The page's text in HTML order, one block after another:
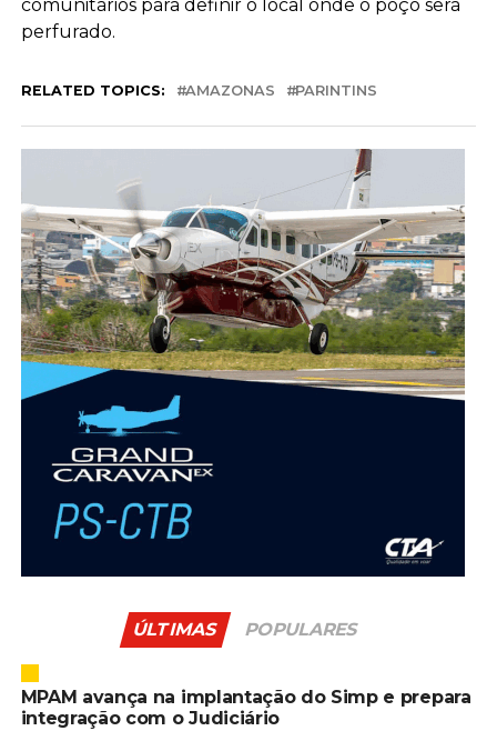
comunitários para definir o local onde o poço será
perfurado.
RELATED TOPICS: AMAZONAS PARINTINS
ÚLTIMAS POPULARES
MPAM avança na implantação do Simp e prepara
integração com o Judiciário